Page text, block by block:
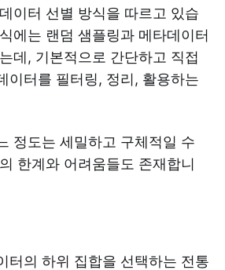
이터 선별 방식을 따르고 있습
에는 랜덤 샘플링과 메타데이터
데, 기본적으로 간단하고 직접
이터를 필터링, 정리, 활용하는
정도는 세밀하고 구체적일 수
한계와 어려움들도 존재합니
터의 하위 집합을 선택하는 전통